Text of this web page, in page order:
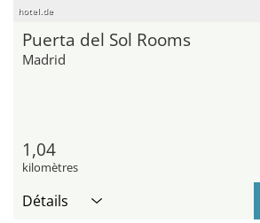
hotel.de
Puerta del Sol Rooms
Madrid
1,04
kilomètres
Détails